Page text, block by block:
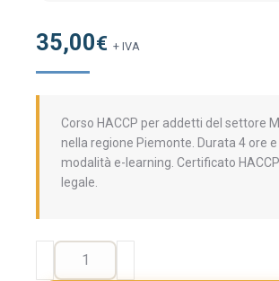
35,00€ + IVA
Corso HACCP per addetti del settore
nella regione Piemonte. Durata 4 ore
modalità e-learning. Certificato
legale.
Formazione